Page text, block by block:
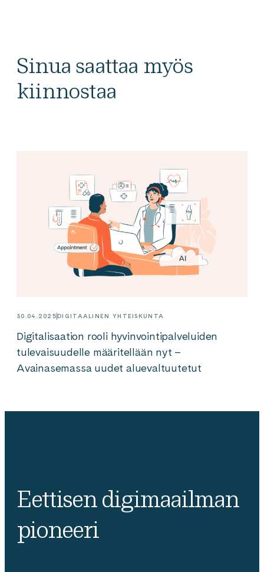
Sinua saattaa myös
kiinnostaa
30.04.2025DIGITAALINEN YHTEISKUNTA
Digitalisaation rooli hyvinvointipalveluiden
tulevaisuudelle määritellään nyt –
Avainasemassa uudet aluevaltuutetut
Eettisen digimaailman
pioneeri